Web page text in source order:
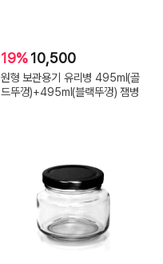
19%10,500
원형 보관용기 유리병 495ml(골
드뚜껑)+495ml(블랙뚜껑) 잼병